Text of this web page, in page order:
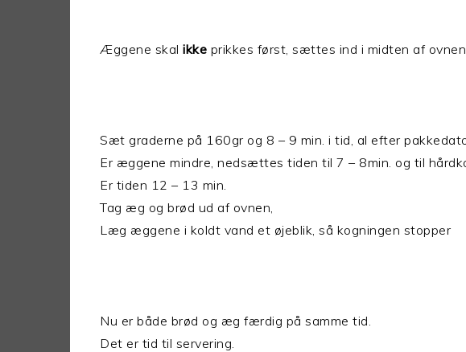
Æggene skal ikke prikkes først, sættes ind i midten af ovnen
Sæt graderne på 160gr og 8 – 9 min. i tid, al efter
Er æggene mindre, nedsættes tiden til 7 – 8min. og til
Er tiden 12 – 13 min.
Tag æg og brød ud af ovnen,
Læg æggene i koldt vand et øjeblik, så kogningen stopper
Nu er både brød og æg færdig på samme tid.
Det er tid til servering.